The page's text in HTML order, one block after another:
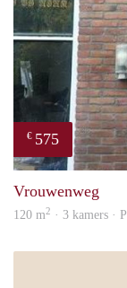
€ 575
Vrouwenweg
120 m2 · 3 kamers ·